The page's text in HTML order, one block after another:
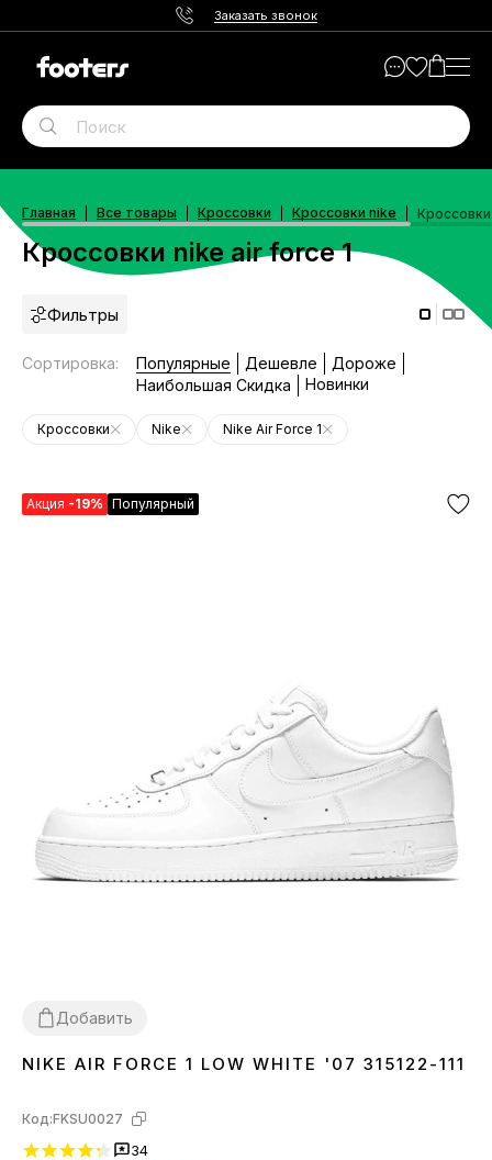
Заказать звонок
Главная Все товары Кроссовки Кроссовки nike
Кроссовки nike air force 1
Фильтры
Сортировка: Популярные Дешевле
Дороже
Наибольшая Скидка
Новинки
Кроссовки Nike Nike Air Force 1
Акция -19% Популярный
Добавить
3637 38 39 40414243 444546
NIKE AIR FORCE 1 LOW WHITE '07 315122-111
Код:FKSU0027
34